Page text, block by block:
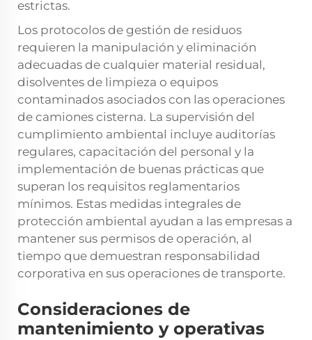
estrictas.
Los protocolos de gestión de residuos
requieren la manipulación y eliminación
adecuadas de cualquier material residual,
disolventes de limpieza o equipos
contaminados asociados con las operaciones
de camiones cisterna. La supervisión del
cumplimiento ambiental incluye auditorías
regulares, capacitación del personal y la
implementación de buenas prácticas que
superan los requisitos reglamentarios
mínimos. Estas medidas integrales de
protección ambiental ayudan a las empresas a
mantener sus permisos de operación, al
tiempo que demuestran responsabilidad
corporativa en sus operaciones de transporte.
Consideraciones de
mantenimiento y operativas